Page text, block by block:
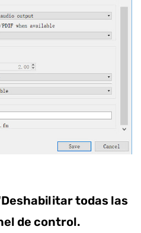
todas las
de control.